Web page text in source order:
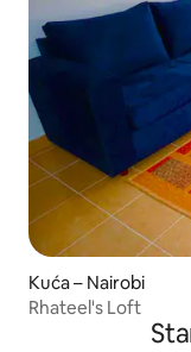
Kuća – Nairobi
Rhateel's Loft